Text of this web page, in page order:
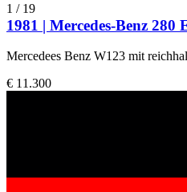
1 / 19
1981 | Mercedes-Benz 280
Mercedees Benz W123 mit
€ 11.300